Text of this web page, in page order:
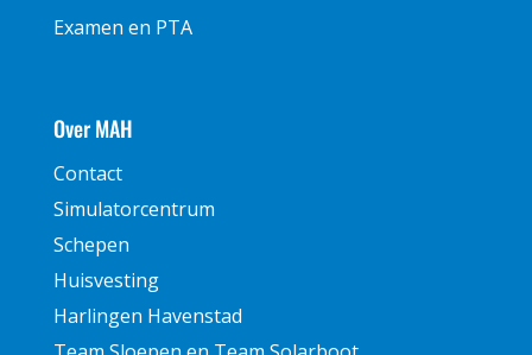
Examen en PTA
Over MAH
Contact
Simulatorcentrum
Schepen
Huisvesting
Harlingen Havenstad